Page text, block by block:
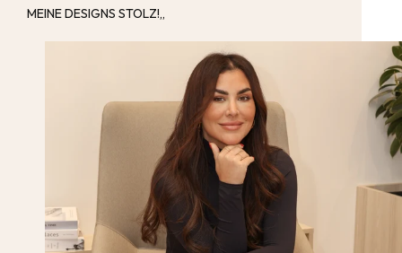
MEINE DESIGNS STOLZ!„